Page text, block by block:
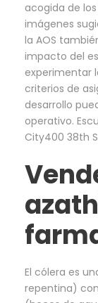
acogida de
imágenes
la AOS
impacto del
experimentar
criterios de
desarrollo
operativo.
City400 38th
El cólera es
repentina)